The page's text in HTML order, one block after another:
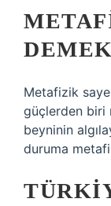
Metafizik
güçlerden biri
beyninin
duruma